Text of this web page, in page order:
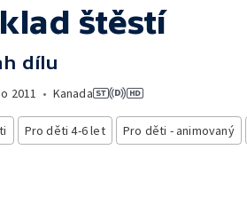
štěstí
dílu
2011 • Kanada
Pro děti 4-6 let Pro děti - animovaný